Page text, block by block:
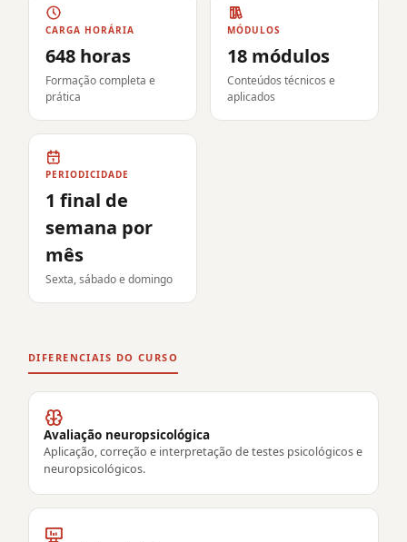
CARGA HORÁRIA
648 horas
Formação completa e
prática
MÓDULOS
18 módulos
Conteúdos técnicos e
aplicados
PERIODICIDADE
1 final de
semana por
mês
Sexta, sábado e domingo
DIFERENCIAIS DO CURSO
Avaliação neuropsicológica
Aplicação, correção e interpretação de testes psicológicos e
neuropsicológicos.